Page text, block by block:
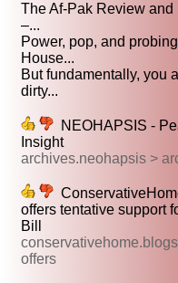
The Af-Pak Review and
–...
Power, pop, and
House...
But fundamentally, you
dirty...
NEOHAPSIS -
Insight
archives.neohapsis >
offers tentative support
Bill
offers